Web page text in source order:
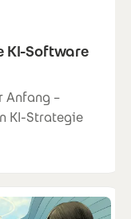
KI-Software
Anfang –
KI-Strategie